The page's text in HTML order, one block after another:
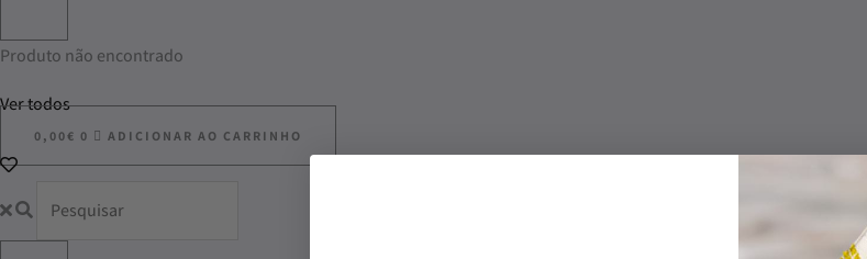
Produto não encontrado
Ver todos
0,00€ 0 ADICIONAR AO CARRINHO